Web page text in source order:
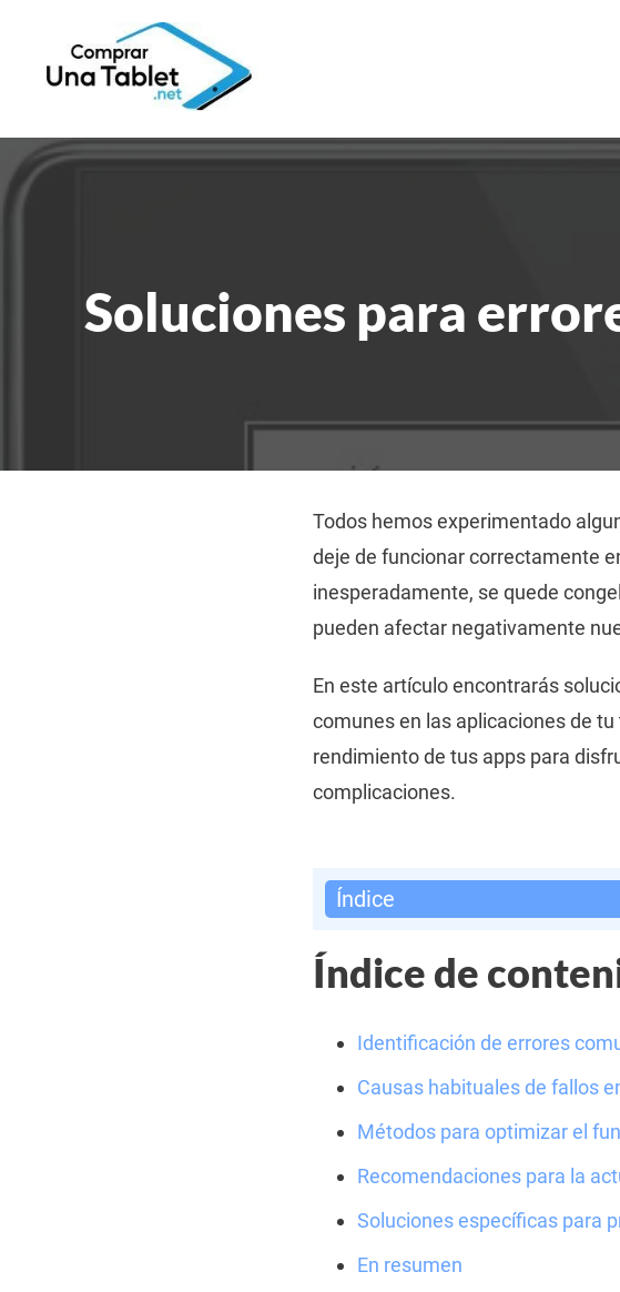
Soluciones para
Todos hemos experimentado
deje de funcionar correctamente
inesperadamente, se quede
pueden afectar negativamente
En este artículo encontrarás
comunes en las aplicaciones de
rendimiento de tus apps para
complicaciones.
Índice
Índice de
Identificación de errores
Causas habituales de fallos
Métodos para optimizar el
Recomendaciones para la
Soluciones específicas para
En resumen